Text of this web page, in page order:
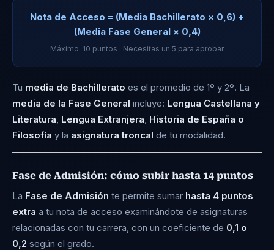
Fisioterapia
12,560
Nutrición Humana y Dietética + Ciencia y
Tecnología de los Alimentos
12,421
12,416
12,412
Nota de Acceso = (Media Bachillerato × 0,6) +
(Media Fase General × 0,4)
Máximo: 10 puntos · Necesitas un 5 para aprobar
Tu media de Bachillerato es el promedio de 1º y 2º. La
media de la Fase General incluye: Lengua Castellana y
Literatura Lengua Extranjera Historia de España o
Filosofía y la asignatura troncal de tu modalidad.
Fase de Admisión: cómo subir hasta 14 puntos
La Fase de Admisión te permite sumar hasta 4 puntos
extra a tu nota de acceso examinándote de asignaturas
relacionadas con tu carrera, con un coeficiente de 0,1 o
0,2 según el grado.